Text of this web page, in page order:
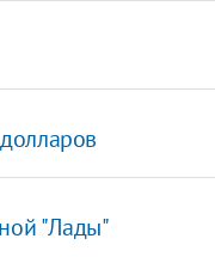
"Лады"